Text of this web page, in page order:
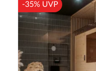
-35% UVP